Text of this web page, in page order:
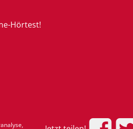
Hörtest!